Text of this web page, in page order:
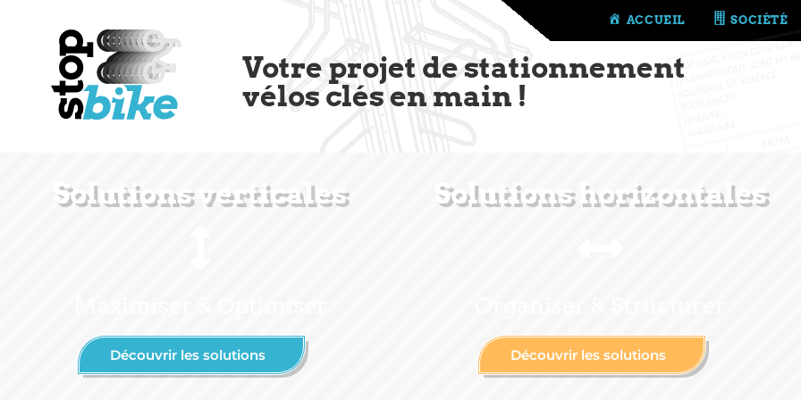
ACCUEIL SOCIÉTÉ
Votre projet de stationnement
vélos clés en main !
Solutions verticales
Découvrir les solutions
Solutions horizontales
Découvrir les solutions